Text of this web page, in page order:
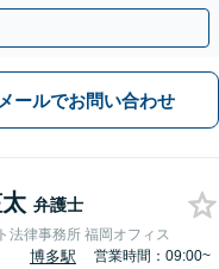
メールでお問い合わせ
弁護士
法律事務所 福岡オフィス
博多駅
営業時間：09:00~